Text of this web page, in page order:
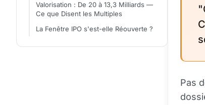
Pas
Valorisation : De 20 à 13,3 Milliards —
Ce que Disent les Multiples
La Fenêtre IPO s'est-elle Réouverte ?